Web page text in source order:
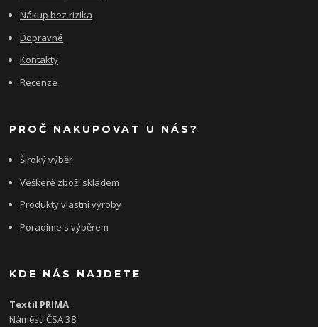
Nákup bez rizika
Dopravné
Kontakty
Recenze
PROČ NAKUPOVAT U NÁS?
Široký výběr
Veškeré zboží skladem
Produkty vlastní výroby
Poradíme s výběrem
KDE NÁS NAJDETE
Textil PRIMA
Náměstí ČSA 38